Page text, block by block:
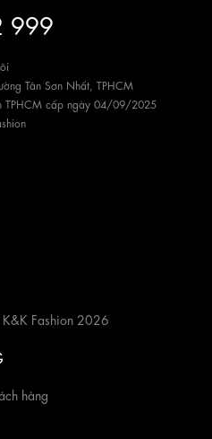
999
Tân Sơn Nhất, TPHCM
TPHCM cấp ngày 04/09/2025
Fashion 2026
hàng